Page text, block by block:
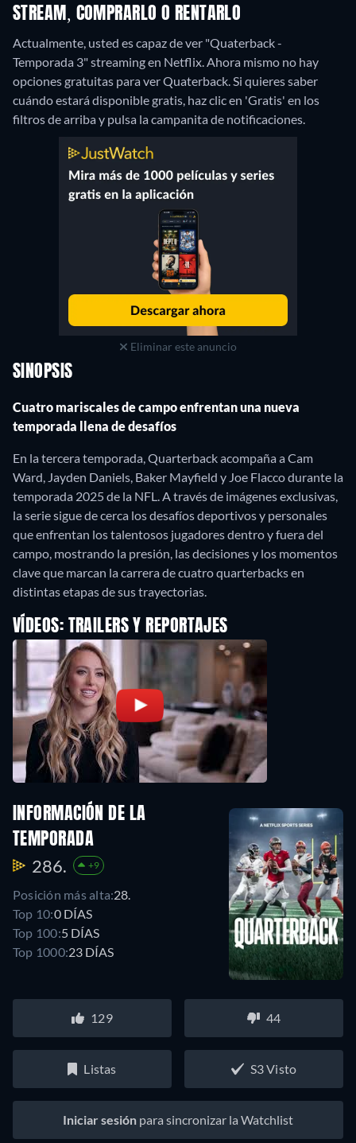
STREAM, COMPRARLO O RENTARLO
Actualmente, usted es capaz de ver "Quaterback -
Temporada 3" streaming en Netflix.Ahora mismo no hay
opciones gratuitas para ver Quaterback. Si quieres saber
cuándo estará disponible gratis, haz clic en 'Gratis' en los
filtros de arriba y pulsa la campanita de notificaciones.
Eliminar este anuncio
SINOPSIS
Cuatro mariscales de campo enfrentan una nueva
temporada llena de desafíos
En la tercera temporada, Quarterback acompaña a Cam
Ward, Jayden Daniels, Baker Mayfield y Joe Flacco durante la
temporada 2025 de la NFL. A través de imágenes exclusivas,
la serie sigue de cerca los desafíos deportivos y personales
que enfrentan los talentosos jugadores dentro y fuera del
campo, mostrando la presión, las decisiones y los momentos
clave que marcan la carrera de cuatro quarterbacks en
distintas etapas de sus trayectorias.
VÍDEOS: TRAILERS Y REPORTAJES
INFORMACIÓN DE LA
TEMPORADA
286. +9
Posición más alta:28.
Top 10:0 DÍAS
Top 100:5 DÍAS
Top 1000:23 DÍAS
129 44
Listas S3 Visto
Iniciar sesión para sincronizar la Watchlist